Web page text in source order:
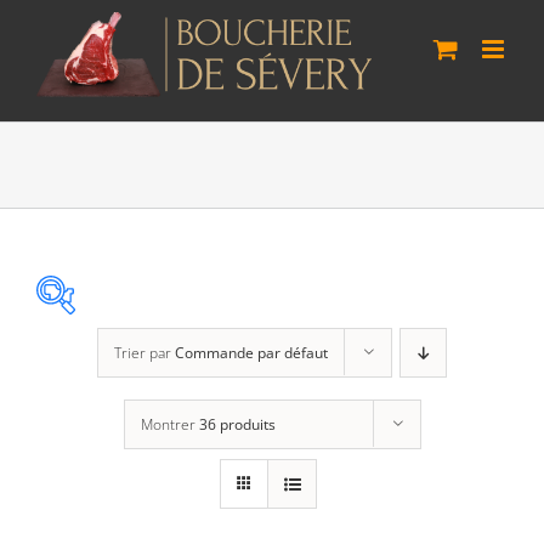
contenu
Boeuf Lo Bâo(3)
Cheval Suisse(0)
Trier parCommande par défaut
Montrer36 produits